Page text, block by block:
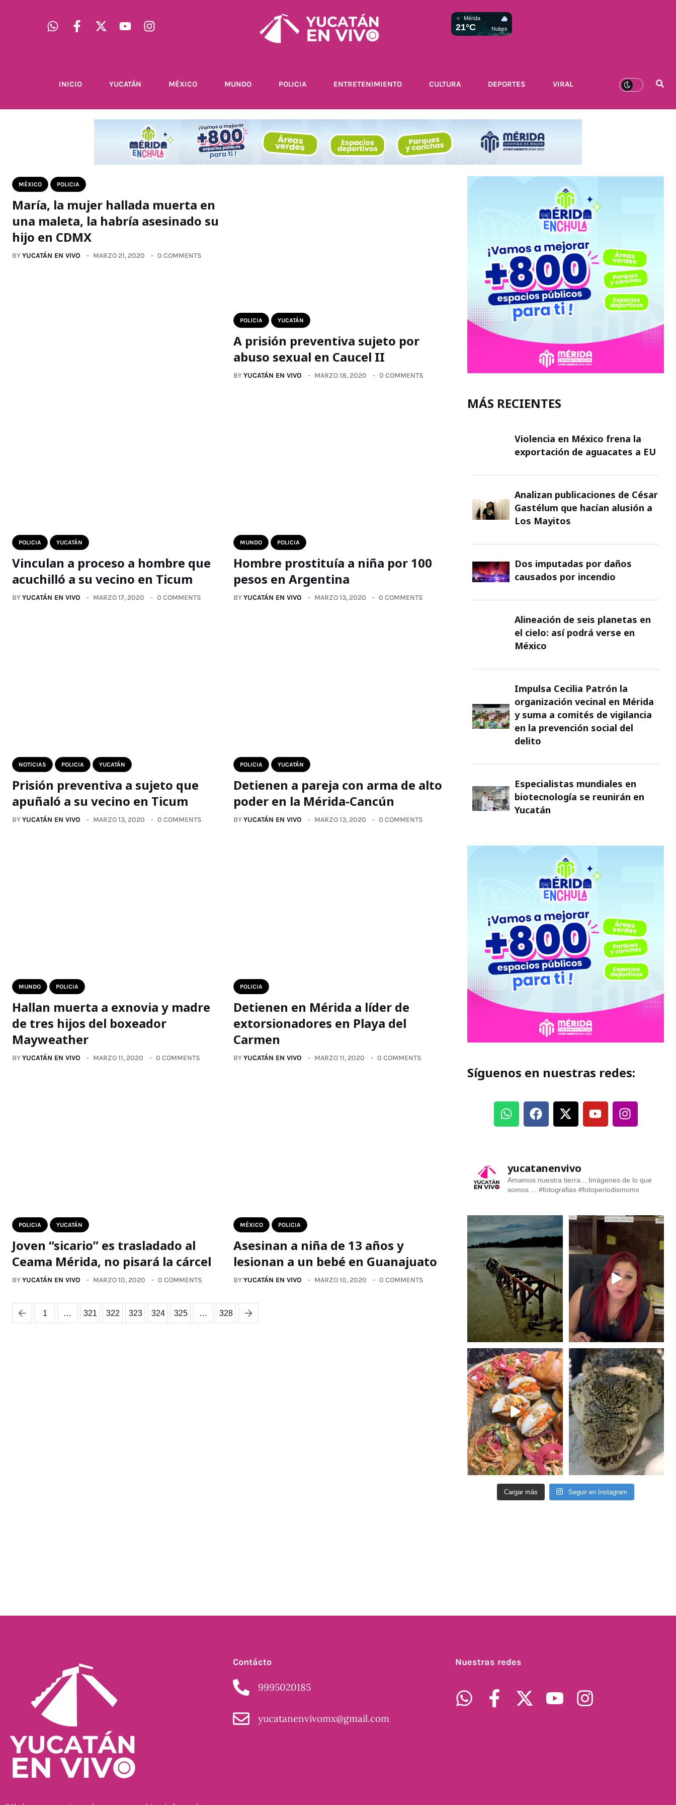
Mérida
21°C Nubes
INICIO YUCATÁN MÉXICO MUNDO POLICIA ENTRETENIMIENTO CULTURA DEPORTES VIRAL
MÉXICO POLICIA
María, la mujer hallada muerta en
una maleta, la habría asesinado su
hijo en CDMX
BYYUCATÁN EN VIVO MARZO 21, 2020 0 COMMENTS
POLICIA YUCATÁN
A prisión preventiva sujeto por
abuso sexual en Caucel II
BYYUCATÁN EN VIVO MARZO 18, 2020 0 COMMENTS
POLICIA YUCATÁN
Vinculan a proceso a hombre que
acuchilló a su vecino en Ticum
BYYUCATÁN EN VIVO MARZO 17, 2020 0 COMMENTS
MUNDO POLICIA
Hombre prostituía a niña por 100
pesos en Argentina
BYYUCATÁN EN VIVO MARZO 13, 2020 0 COMMENTS
NOTICIAS POLICIA YUCATÁN
Prisión preventiva a sujeto que
apuñaló a su vecino en Ticum
BYYUCATÁN EN VIVO MARZO 13, 2020 0 COMMENTS
POLICIA YUCATÁN
Detienen a pareja con arma de alto
poder en la Mérida-Cancún
BYYUCATÁN EN VIVO MARZO 13, 2020 0 COMMENTS
MUNDO POLICIA
Hallan muerta a exnovia y madre
de tres hijos del boxeador
Mayweather
BYYUCATÁN EN VIVO MARZO 11, 2020 0 COMMENTS
POLICIA
Detienen en Mérida a líder de
extorsionadores en Playa del
Carmen
BYYUCATÁN EN VIVO MARZO 11, 2020 0 COMMENTS
POLICIA YUCATÁN
Joven “sicario” es trasladado al
Ceama Mérida, no pisará la cárcel
BYYUCATÁN EN VIVO MARZO 10, 2020 0 COMMENTS
MÉXICO POLICIA
Asesinan a niña de 13 años y
lesionan a un bebé en Guanajuato
BYYUCATÁN EN VIVO MARZO 10, 2020 0 COMMENTS
1 … 321 322 323 324 325 … 328
MÁS RECIENTES
Violencia en México frena la
exportación de aguacates a EU
Analizan publicaciones de César
Gastélum que hacían alusión a
Los Mayitos
Dos imputadas por daños
causados por incendio
Alineación de seis planetas en
el cielo: así podrá verse en
México
Impulsa Cecilia Patrón la
organización vecinal en Mérida
y suma a comités de vigilancia
en la prevención social del
delito
Especialistas mundiales en
biotecnología se reunirán en
Yucatán
Síguenos en nuestras redes:
yucatanenvivo
Amamos nuestra tierra... Imágenes de lo que
somos ... #fotografias #fotoperiodismomx
Cargar más Seguir en Instagram
Contácto
9995020185
yucatanenvivomx@gmail.com
Nuestras redes